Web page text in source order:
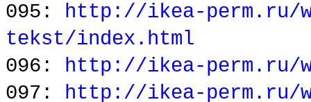
095: http://ikea-
tekst/index.html
096: http://ikea-perm.ru/
097: http://ikea-perm.ru/